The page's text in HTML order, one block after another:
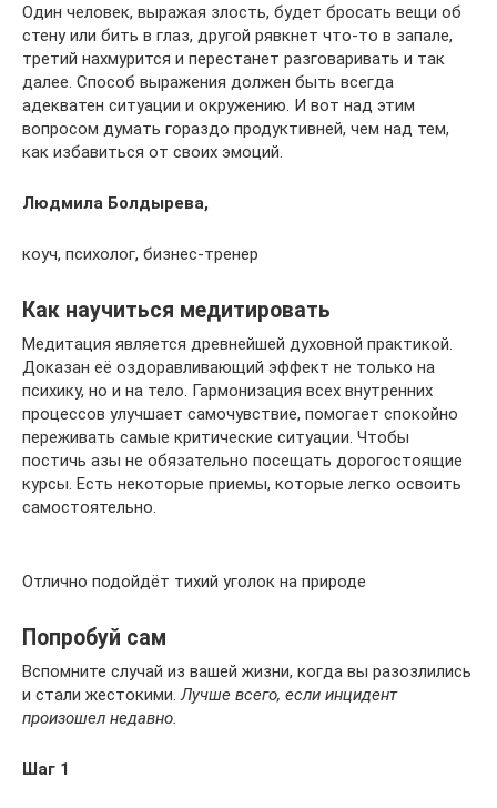
Один человек, выражая злость, будет бросать вещи об
стену или бить в глаз, другой рявкнет что-то в запале,
третий нахмурится и перестанет разговаривать и так
далее. Способ выражения должен быть всегда
адекватен ситуации и окружению. И вот над этим
вопросом думать гораздо продуктивней, чем над тем,
как избавиться от своих эмоций.
Людмила Болдырева,
коуч, психолог, бизнес-тренер
Как научиться медитировать
Медитация является древнейшей духовной практикой.
Доказан её оздоравливающий эффект не только на
психику, но и на тело. Гармонизация всех внутренних
процессов улучшает самочувствие, помогает спокойно
переживать самые критические ситуации. Чтобы
постичь азы не обязательно посещать дорогостоящие
курсы. Есть некоторые приемы, которые легко освоить
самостоятельно.
Отлично подойдёт тихий уголок на природе
Попробуй сам
Вспомните случай из вашей жизни, когда вы разозлились
и стали жестокими. Лучше всего, если инцидент
произошел недавно.
Шаг 1